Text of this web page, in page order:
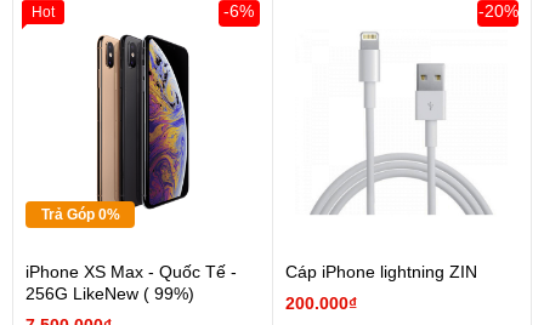
Trả Góp 0%
iPhone XS Max - Quốc Tế -
256G LikeNew ( 99%)
-6%
Hot
Cáp iPhone lightning ZIN
200.000₫
-20%